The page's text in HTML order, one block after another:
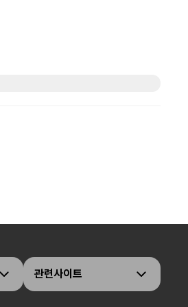
관련사이트